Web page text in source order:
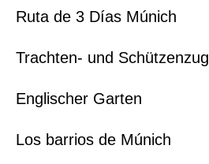
Ruta de 3 Días Múnich
Trachten- und Schützenzug
Englischer Garten
Los barrios de Múnich